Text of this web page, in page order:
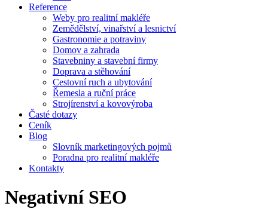
Reference
Weby pro realitní makléře
Zemědělství, vinařství a lesnictví
Gastronomie a potraviny
Domov a zahrada
Stavebniny a stavební firmy
Doprava a stěhování
Cestovní ruch a ubytování
Řemesla a ruční práce
Strojírenství a kovovýroba
Časté dotazy
Ceník
Blog
Slovník marketingových pojmů
Poradna pro realitní makléře
Kontakty
Negativní SEO